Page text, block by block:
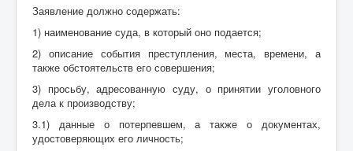
Заявление должно содержать:
1) наименование суда, в который оно подается;
2) описание события преступления, места, времени, а
также обстоятельств его совершения;
3) просьбу, адресованную суду, о принятии уголовного
дела к производству;
3.1) данные о потерпевшем, а также о документах,
удостоверяющих его личность;